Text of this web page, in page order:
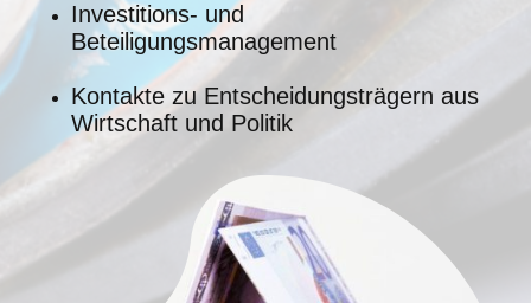
Investitions- und
Beteiligungsmanagement
Kontakte zu Entscheidungsträgern aus
Wirtschaft und Politik